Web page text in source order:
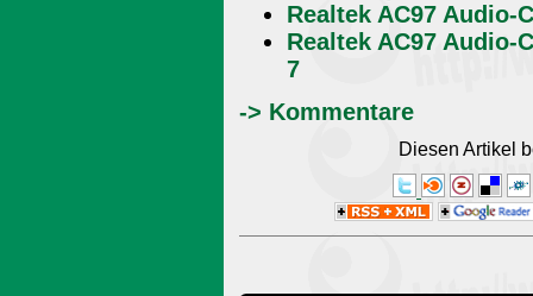
Realtek AC97 Audio-
Realtek AC97
7
-> Kommentare
Diesen Artikel